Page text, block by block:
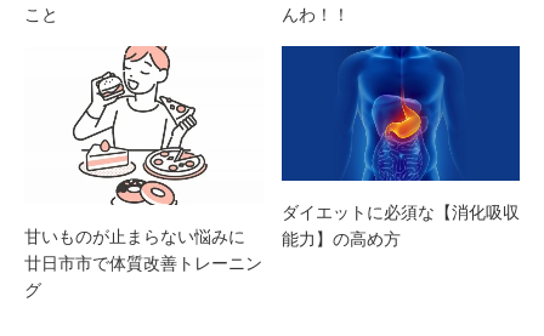
こと
んわ！！
甘いものが止まらない悩みに
廿日市市で体質改善トレーニン
グ
ダイエットに必須な【消化吸収
能力】の高め方